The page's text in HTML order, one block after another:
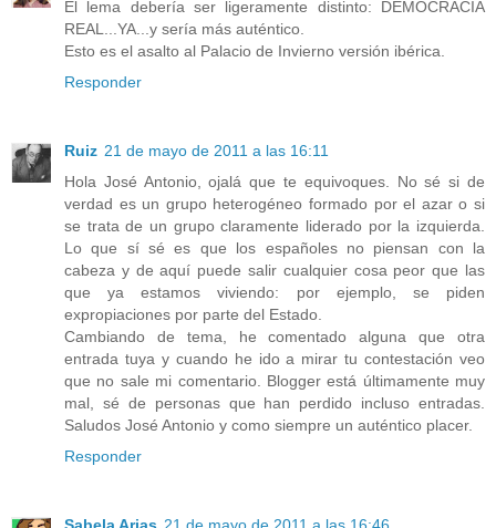
El lema debería ser ligeramente distinto: DEMOCRACIA
REAL...YA...y sería más auténtico.
Esto es el asalto al Palacio de Invierno versión ibérica.
Responder
Ruiz 21 de mayo de 2011 a las 16:11
Hola José Antonio, ojalá que te equivoques. No sé si de
verdad es un grupo heterogéneo formado por el azar o si
se trata de un grupo claramente liderado por la izquierda.
Lo que sí sé es que los españoles no piensan con la
cabeza y de aquí puede salir cualquier cosa peor que las
que ya estamos viviendo: por ejemplo, se piden
expropiaciones por parte del Estado.
Cambiando de tema, he comentado alguna que otra
entrada tuya y cuando he ido a mirar tu contestación veo
que no sale mi comentario. Blogger está últimamente muy
mal, sé de personas que han perdido incluso entradas.
Saludos José Antonio y como siempre un auténtico placer.
Responder